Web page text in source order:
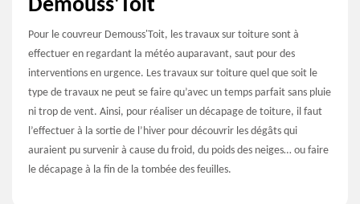
Demouss'Toit
Pour le couvreur Demouss'Toit, les travaux sur toiture sont à
effectuer en regardant la météo auparavant, saut pour des
interventions en urgence. Les travaux sur toiture quel que soit le
type de travaux ne peut se faire qu’avec un temps parfait sans pluie
ni trop de vent. Ainsi, pour réaliser un décapage de toiture, il faut
l’effectuer à la sortie de l’hiver pour découvrir les dégâts qui
auraient pu survenir à cause du froid, du poids des neiges… ou faire
le décapage à la fin de la tombée des feuilles.